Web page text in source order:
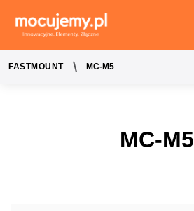
FASTMOUNT MC-M5
MC-M5